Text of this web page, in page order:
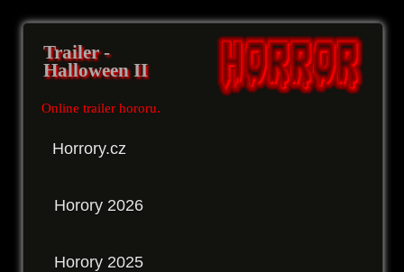
Trailer -
Halloween II
Online trailer hororu.
Horrory.cz
Horory 2026
Horory 2025